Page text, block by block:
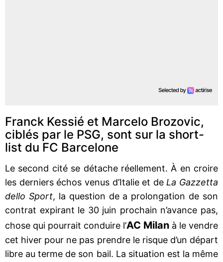
Franck Kessié et Marcelo Brozovic,
ciblés par le PSG, sont sur la short-
list du FC Barcelone
Le second cité se détache réellement. À en croire
les derniers échos venus d’Italie et de La Gazzetta
dello Sport, la question de a prolongation de son
contrat expirant le 30 juin prochain n’avance pas,
chose qui pourrait conduire l’AC Milan à le vendre
cet hiver pour ne pas prendre le risque d’un départ
libre au terme de son bail. La situation est la même